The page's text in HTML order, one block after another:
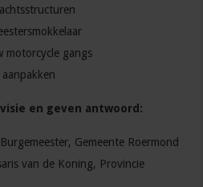
motorcycle gangs
en geven antwoord:
Gemeente Roermond
van de Koning, Provincie